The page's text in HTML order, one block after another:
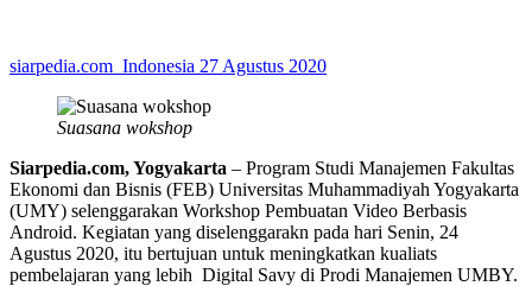
siarpedia.com_Indonesia 27 Agustus 2020
Suasana wokshop
Siarpedia.com, Yogyakarta – Program Studi Manajemen Fakultas
Ekonomi dan Bisnis (FEB) Universitas Muhammadiyah Yogyakarta
(UMY) selenggarakan Workshop Pembuatan Video Berbasis
Android. Kegiatan yang diselenggarakn pada hari Senin, 24
Agustus 2020, itu bertujuan untuk meningkatkan kualiats
pembelajaran yang lebih Digital Savy di Prodi Manajemen UMBY.